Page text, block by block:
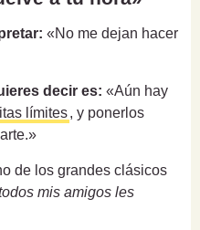
«No me dejan hacer
decir es: «Aún hay
límites, y ponerlos
de los grandes clásicos
mis amigos les